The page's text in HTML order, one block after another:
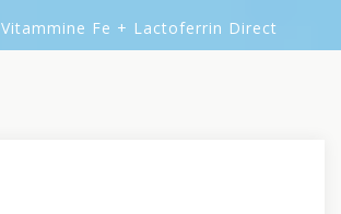
Vitammine Fe + Lactoferrin Direct